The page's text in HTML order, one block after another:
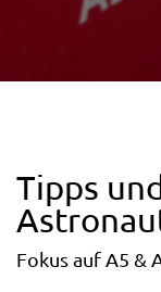
Tipps
Fokus auf A5 &